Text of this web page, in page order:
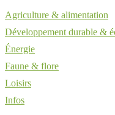
Agriculture & alimentation
Développement durable &
Énergie
Faune & flore
Loisirs
Infos